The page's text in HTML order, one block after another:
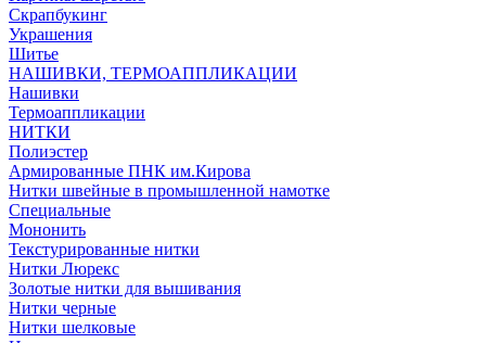
Скрапбукинг
Украшения
Шитье
НАШИВКИ, ТЕРМОАППЛИКАЦИИ
Нашивки
Термоаппликации
НИТКИ
Полиэстер
Армированные ПНК им.Кирова
Нитки швейные в промышленной намотке
Специальные
Мононить
Текстурированные нитки
Нитки Люрекс
Золотые нитки для вышивания
Нитки черные
Нитки шелковые